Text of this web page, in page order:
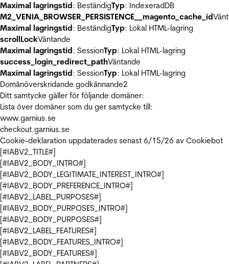
Maximal lagringstid: BeständigTyp: IndexeradDB
M2_VENIA_BROWSER_PERSISTENCE__magento_cache_id
Maximal lagringstid: BeständigTyp: Lokal HTML-lagring
scrollLockVäntande
Maximal lagringstid: SessionTyp: Lokal HTML-lagring
success_login_redirect_pathVäntande
Maximal lagringstid: SessionTyp: Lokal HTML-lagring
Domänöverskridande godkännande2
Ditt samtycke gäller för följande domäner:
Lista över domäner som du ger samtycke till:
www.garnius.se
checkout.garnius.se
Cookie-deklaration uppdaterades senast 6/15/26 av Cookiebot
[#IABV2_TITLE#]
[#IABV2_BODY_INTRO#]
[#IABV2_BODY_LEGITIMATE_INTEREST_INTRO#]
[#IABV2_BODY_PREFERENCE_INTRO#]
[#IABV2_LABEL_PURPOSES#]
[#IABV2_BODY_PURPOSES_INTRO#]
[#IABV2_BODY_PURPOSES#]
[#IABV2_LABEL_FEATURES#]
[#IABV2_BODY_FEATURES_INTRO#]
[#IABV2_BODY_FEATURES#]